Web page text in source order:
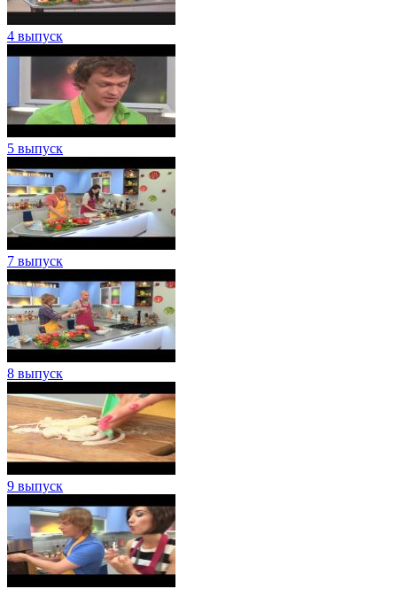
4 выпуск
5 выпуск
7 выпуск
8 выпуск
9 выпуск